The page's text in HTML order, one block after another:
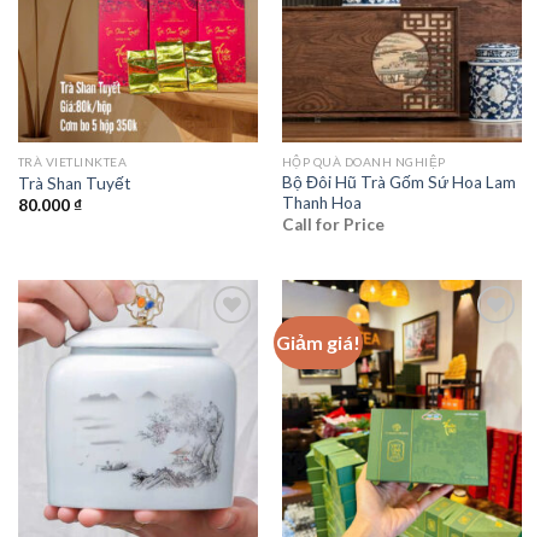
TRÀ VIETLINKTEA
Trà Shan Tuyết
80.000₫
HỘP QUÀ DOANH NGHIỆP
Bộ Đôi Hũ Trà Gốm Sứ Hoa Lam
Thanh Hoa
Call for Price
wishlist
Giảm giá!
Add to
wishlist